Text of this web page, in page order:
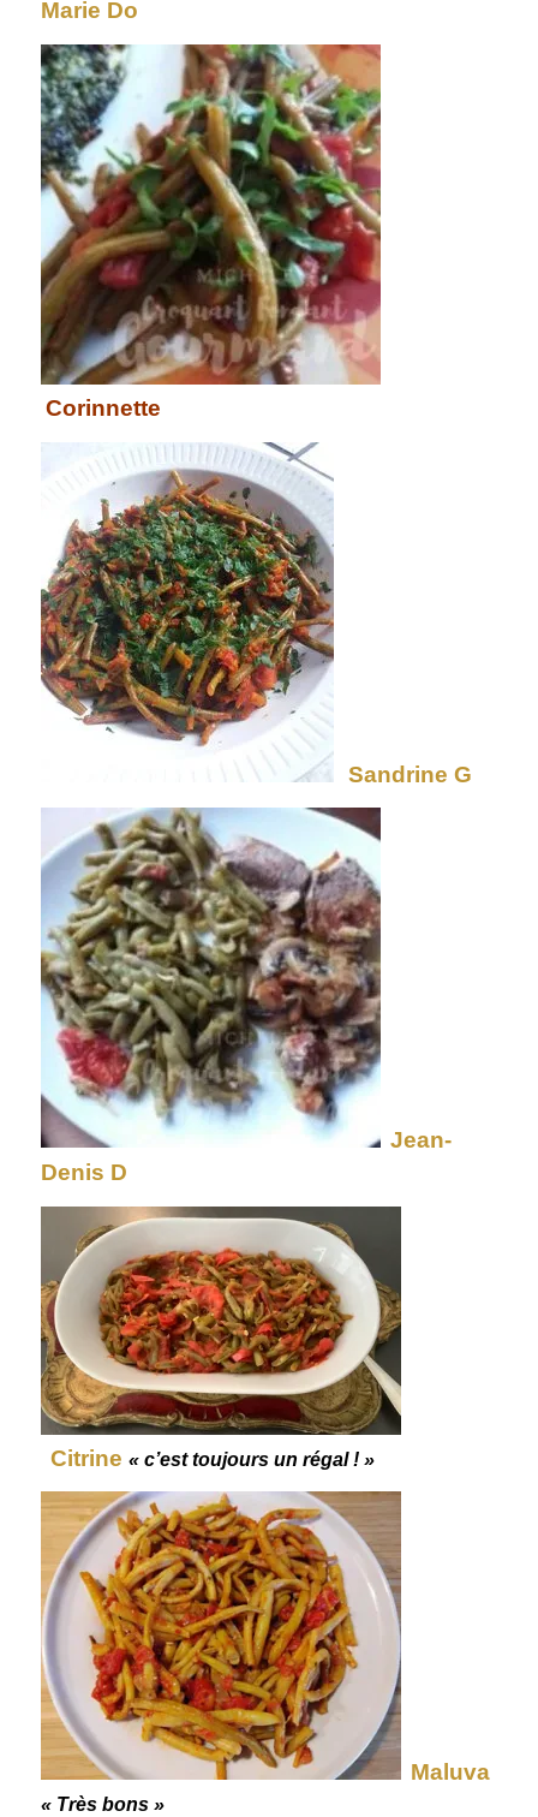
Marie Do
Corinnette
Sandrine G
Jean-
Denis D
Citrine « c’est toujours un régal ! »
Maluva
« Très bons »